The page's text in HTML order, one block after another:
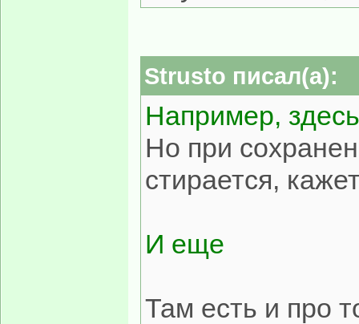
Strusto писал(а):
Например, здесь
Но при
стирается,
И еще
Там есть и про